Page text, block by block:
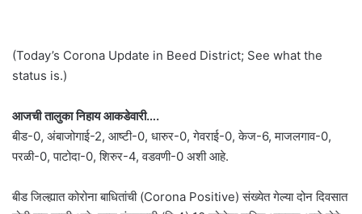
(Today’s Corona Update in Beed District; See what the
status is.)
आजची तालुका निहाय आकडेवारी….
बीड-0, अंबाजोगाई-2, आष्टी-0, धारुर-0, गेवराई-0, केज-6, माजलगाव-0,
परळी-0, पाटोदा-0, शिरुर-4, वडवणी-0 अशी आहे.
बीड जिल्ह्यात कोरोना बाधितांची (Corona Positive) संख्येत गेल्या दोन दिवसात